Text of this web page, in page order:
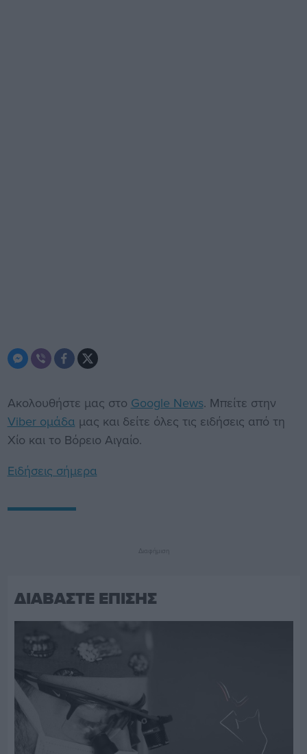
Ακολουθήστε μας στο Google News. Μπείτε στην
Viber ομάδα μας και δείτε όλες τις ειδήσεις από τη
Χίο και το Βόρειο Αιγαίο.
Ειδήσεις σήμερα
Διαφήμιση
ΔΙΑΒΑΣΤΕ ΕΠΙΣΗΣ